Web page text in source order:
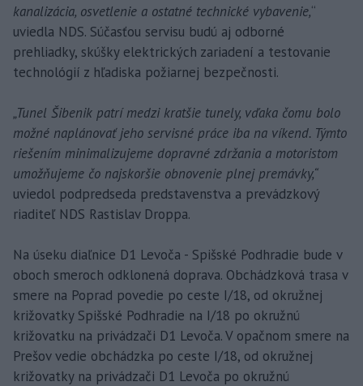
kanalizácia, osvetlenie a ostatné technické vybavenie,“
uviedla NDS. Súčasťou servisu budú aj odborné
prehliadky, skúšky elektrických zariadení a testovanie
technológií z hľadiska požiarnej bezpečnosti.
„Tunel Šibenik patrí medzi kratšie tunely, vďaka čomu bolo
možné naplánovať jeho servisné práce iba na víkend. Týmto
riešením minimalizujeme dopravné zdržania a motoristom
umožňujeme čo najskoršie obnovenie plnej premávky,“
uviedol podpredseda predstavenstva a prevádzkový
riaditeľ NDS Rastislav Droppa.
Na úseku diaľnice D1 Levoča - Spišské Podhradie bude v
oboch smeroch odklonená doprava. Obchádzková trasa v
smere na Poprad povedie po ceste I/18, od okružnej
križovatky Spišské Podhradie na I/18 po okružnú
križovatku na privádzači D1 Levoča. V opačnom smere na
Prešov vedie obchádzka po ceste I/18, od okružnej
križovatky na privádzači D1 Levoča po okružnú